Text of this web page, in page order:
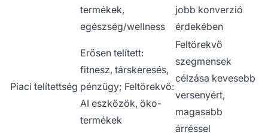
termékek,
egészség/wellness
jobb konverzió
érdekében
Piaci telítettség
Erősen telített:
fitnesz, társkeresés,
pénzügy; Feltörekvő:
AI eszközök, öko-
termékek
Feltörekvő
szegmensek
célzása kevesebb
versenyért,
magasabb
árréssel